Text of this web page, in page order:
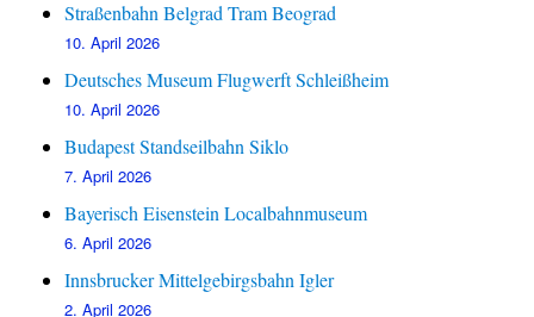
Straßenbahn Belgrad Tram Beograd
10. April 2026
Deutsches Museum Flugwerft Schleißheim
10. April 2026
Budapest Standseilbahn Siklo
7. April 2026
Bayerisch Eisenstein Localbahnmuseum
6. April 2026
Innsbrucker Mittelgebirgsbahn Igler
2. April 2026